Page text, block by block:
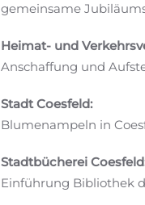
gemeinsame
Heimat- und
Anschaffung und
Stadt Coesfeld:
Blumenampeln in
Stadtbücherei
Einführung Bibliothek